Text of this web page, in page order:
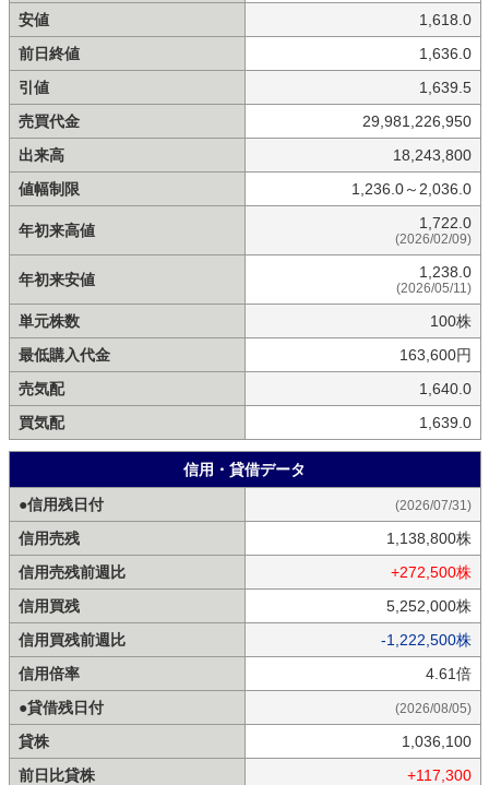
安値
1,618.0
前日終値
1,636.0
引値
1,639.5
売買代金
29,981,226,950
出来高
18,243,800
値幅制限
1,236.0～2,036.0
年初来高値 1,722.0
(2026/02/09)
年初来安値 1,238.0
(2026/05/11)
単元株数
100株
最低購入代金
163,600円
売気配
1,640.0
買気配
1,639.0
信用・貸借データ
●信用残日付
(2026/07/31)
信用売残
1,138,800株
信用売残前週比
+272,500株
信用買残
5,252,000株
信用買残前週比
-1,222,500株
信用倍率
4.61倍
●貸借残日付
(2026/08/05)
貸株
1,036,100
前日比貸株
+117,300